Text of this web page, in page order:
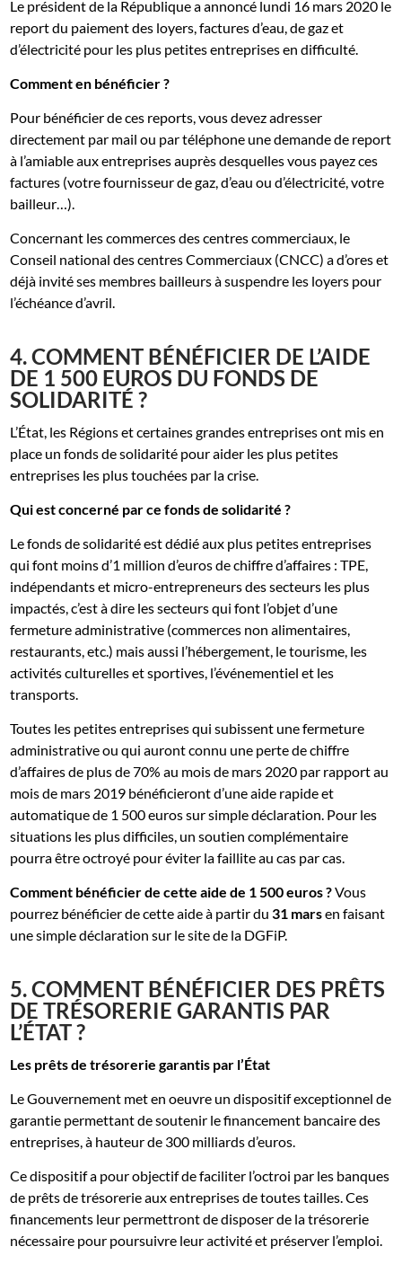
Le président de la République a annoncé lundi 16 mars 2020 le
report du paiement des loyers, factures d’eau, de gaz et
d’électricité pour les plus petites entreprises en difficulté.
Comment en bénéficier ?
Pour bénéficier de ces reports, vous devez adresser
directement par mail ou par téléphone une demande de report
à l’amiable aux entreprises auprès desquelles vous payez ces
factures (votre fournisseur de gaz, d’eau ou d’électricité, votre
bailleur…).
Concernant les commerces des centres commerciaux, le
Conseil national des centres Commerciaux (CNCC) a d’ores et
déjà invité ses membres bailleurs à suspendre les loyers pour
l’échéance d’avril.
4. COMMENT BÉNÉFICIER DE L’AIDE
DE 1 500 EUROS DU FONDS DE
SOLIDARITÉ ?
L’État, les Régions et certaines grandes entreprises ont mis en
place un fonds de solidarité pour aider les plus petites
entreprises les plus touchées par la crise.
Qui est concerné par ce fonds de solidarité ?
Le fonds de solidarité est dédié aux plus petites entreprises
qui font moins d’1 million d’euros de chiffre d’affaires : TPE,
indépendants et micro-entrepreneurs des secteurs les plus
impactés, c’est à dire les secteurs qui font l’objet d’une
fermeture administrative (commerces non alimentaires,
restaurants, etc.) mais aussi l’hébergement, le tourisme, les
activités culturelles et sportives, l’événementiel et les
transports.
Toutes les petites entreprises qui subissent une fermeture
administrative ou qui auront connu une perte de chiffre
d’affaires de plus de 70% au mois de mars 2020 par rapport au
mois de mars 2019 bénéficieront d’une aide rapide et
automatique de 1 500 euros sur simple déclaration. Pour les
situations les plus difficiles, un soutien complémentaire
pourra être octroyé pour éviter la faillite au cas par cas.
Comment bénéficier de cette aide de 1 500 euros ?Vous
pourrez bénéficier de cette aide à partir du31 marsen faisant
une simple déclaration sur le site de la DGFiP.
5. COMMENT BÉNÉFICIER DES PRÊTS
DE TRÉSORERIE GARANTIS PAR
L’ÉTAT ?
Les prêts de trésorerie garantis par l’État
Le Gouvernement met en oeuvre un dispositif exceptionnel de
garantie permettant de soutenir le financement bancaire des
entreprises, à hauteur de 300 milliards d’euros.
Ce dispositif a pour objectif de faciliter l’octroi par les banques
de prêts de trésorerie aux entreprises de toutes tailles. Ces
financements leur permettront de disposer de la trésorerie
nécessaire pour poursuivre leur activité et préserver l’emploi.